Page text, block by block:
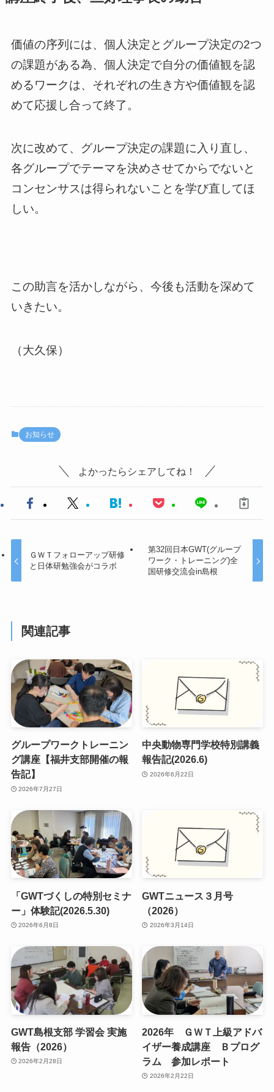
価値の序列には、個人決定とグループ決定の2つ
の課題がある為、個人決定で自分の価値観を認
めるワークは、それぞれの生き方や価値観を認
めて応援し合って終了。
次に改めて、グループ決定の課題に入り直し、
各グループでテーマを決めさせてからでないと
コンセンサスは得られないことを学び直してほ
しい。
この助言を活かしながら、今後も活動を深めて
いきたい。
（大久保）
お知らせ
よかったらシェアしてね！
ＧＷＴフォローアップ研修
と日体研勉強会がコラボ
第32回日本GWT(グループ
ワーク・トレーニング)全
国研修交流会in島根
関連記事
グループワークトレーニン
グ講座【福井支部開催の報
告記】
2026年7月27日
中央動物専門学校特別講義
報告記(2026.6)
2026年6月22日
「GWTづくしの特別セミナ
ー」体験記(2026.5.30)
2026年6月8日
GWTニュース３月号
（2026）
2026年3月14日
GWT島根支部 学習会 実施
報告（2026）
2026年2月28日
2026年 ＧＷＴ上級アドバ
イザー養成講座 Ｂプログ
ラム 参加レポート
2026年2月22日